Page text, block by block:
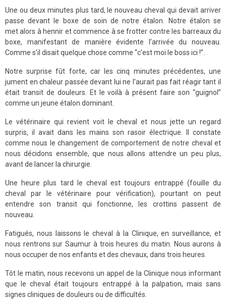
Une ou deux minutes plus tard, le nouveau cheval qui devait arriver
passe devant le boxe de soin de notre étalon. Notre étalon se
met alors à hennir et commence à se frotter contre les barreaux du
boxe, manifestant de manière évidente l’arrivée du nouveau.
Comme s’il disait quelque chose comme “c’est moi le boss ici !”.
Notre surprise fût forte, car les cinq minutes précédentes, une
jument en chaleur passée devant lui ne l’aurait pas fait réagir tant il
était transit de douleurs. Et le voilà à présent faire son “guignol”
comme un jeune étalon dominant.
Le vétérinaire qui revient voit le cheval et nous jette un regard
surpris, il avait dans les mains son rasoir électrique. Il constate
comme nous le changement de comportement de notre cheval et
nous décidons ensemble, que nous allons attendre un peu plus,
avant de lancer la chirurgie.
Une heure plus tard le cheval est toujours entrappé (fouille du
cheval par le vétérinaire pour vérification), pourtant on peut
entendre son transit qui fonctionne, les crottins passent de
nouveau.
Fatigués, nous laissons le cheval à la Clinique, en surveillance, et
nous rentrons sur Saumur à trois heures du matin. Nous aurons à
nous occuper de nos enfants et des chevaux, dans trois heures.
Tôt le matin, nous recevons un appel de la Clinique nous informant
que le cheval était toujours entrappé à la palpation, mais sans
signes cliniques de douleurs ou de difficultés.